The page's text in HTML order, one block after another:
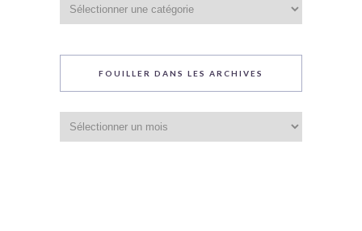
du
blog
FOUILLER DANS LES ARCHIVES
dans
les